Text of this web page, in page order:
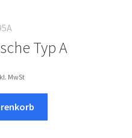
Typ A
MwSt